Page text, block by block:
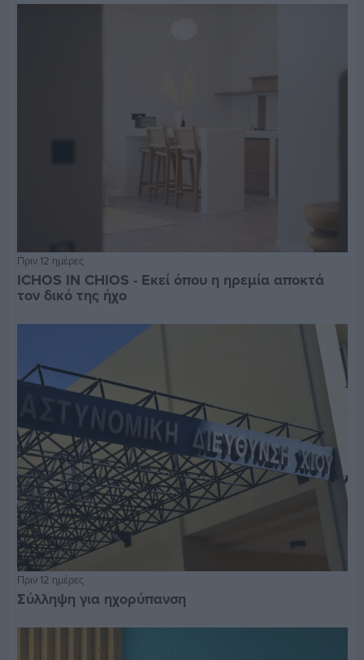
Πριν 12 ημέρες
ICHOS IN CHIOS - Εκεί όπου η ηρεμία αποκτά
τον δικό της ήχο
Πριν 12 ημέρες
Σύλληψη για ηχορύπανση